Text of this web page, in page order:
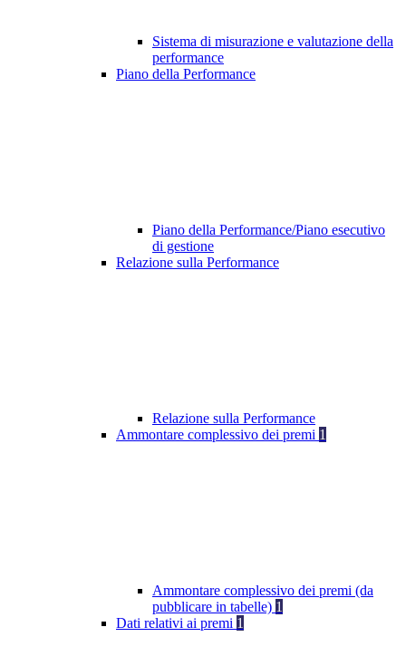
Sistema di misurazione e valutazione della
performance
Piano della Performance
Piano della Performance/Piano esecutivo
di gestione
Relazione sulla Performance
Relazione sulla Performance
Ammontare complessivo dei premi 1
Ammontare complessivo dei premi (da
pubblicare in tabelle) 1
Dati relativi ai premi 1